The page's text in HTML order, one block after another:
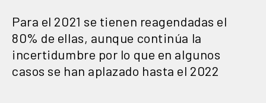
Para el 2021 se tienen reagendadas el
80% de ellas, aunque continúa la
incertidumbre por lo que en algunos
casos se han aplazado hasta el 2022